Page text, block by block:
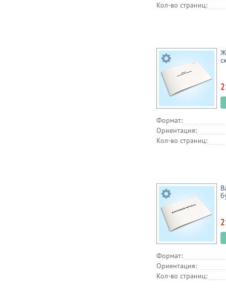
Кол-во страниц:
Формат:
Ориентация:
Кол-во страниц:
Формат:
Ориентация:
Кол-во страниц: